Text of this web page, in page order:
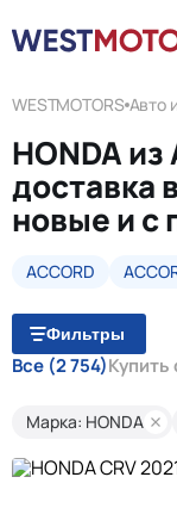
WESTMOTORS Авто
HONDA
доставка
новые и с
ACCORD
Фильтры
Все (2 754)Купить
Марка: HONDA